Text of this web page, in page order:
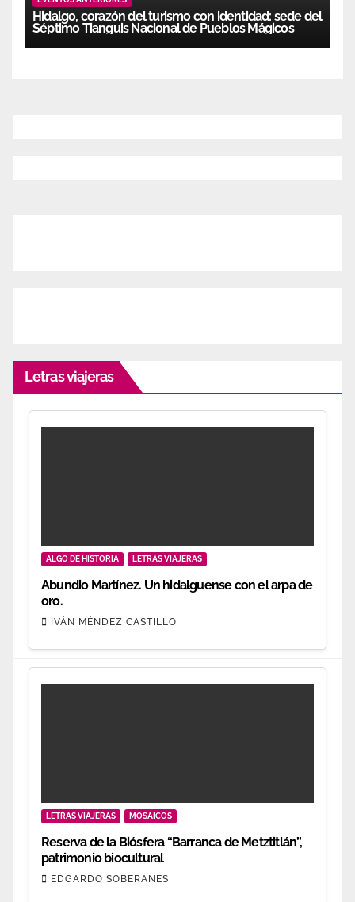
Hidalgo, corazón del turismo con identidad: sede del
Séptimo Tianguis Nacional de Pueblos Mágicos
Letras viajeras
ALGO DE HISTORIA LETRAS VIAJERAS
Abundio Martínez. Un hidalguense con el arpa de
oro.
IVÁN MÉNDEZ CASTILLO
LETRAS VIAJERAS MOSAICOS
Reserva de la Biósfera “Barranca de Metztitlán”,
patrimonio biocultural
EDGARDO SOBERANES